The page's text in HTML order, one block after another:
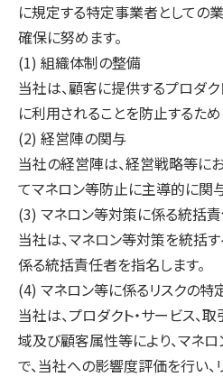
に規定する特定事業者としての
確保に努めます。
(1) 組織体制の整備
当社は、顧客に提供するプロダ
に利用されることを防止するた
(2) 経営陣の関与
当社の経営陣は、経営戦略等に
てマネロン等防止に主導的に関与
(3) マネロン等対策に係る統括
当社は、マネロン等対策を統括
係る統括責任者を指名します。
(4) マネロン等に係るリスクの特
当社は、プロダクト・サービス、
域及び顧客属性等により、マネ
で、当社への影響度評価を行い